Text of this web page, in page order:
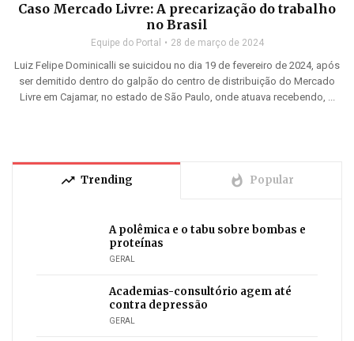
Caso Mercado Livre: A precarização do trabalho
no Brasil
Equipe do Portal 28 de março de 2024
Luiz Felipe Dominicalli se suicidou no dia 19 de fevereiro de 2024, após
ser demitido dentro do galpão do centro de distribuição do Mercado
Livre em Cajamar, no estado de São Paulo, onde atuava recebendo, ...
trending_up Trending whatshot Popular
A polêmica e o tabu sobre bombas e
proteínas
GERAL
Academias-consultório agem até
contra depressão
GERAL